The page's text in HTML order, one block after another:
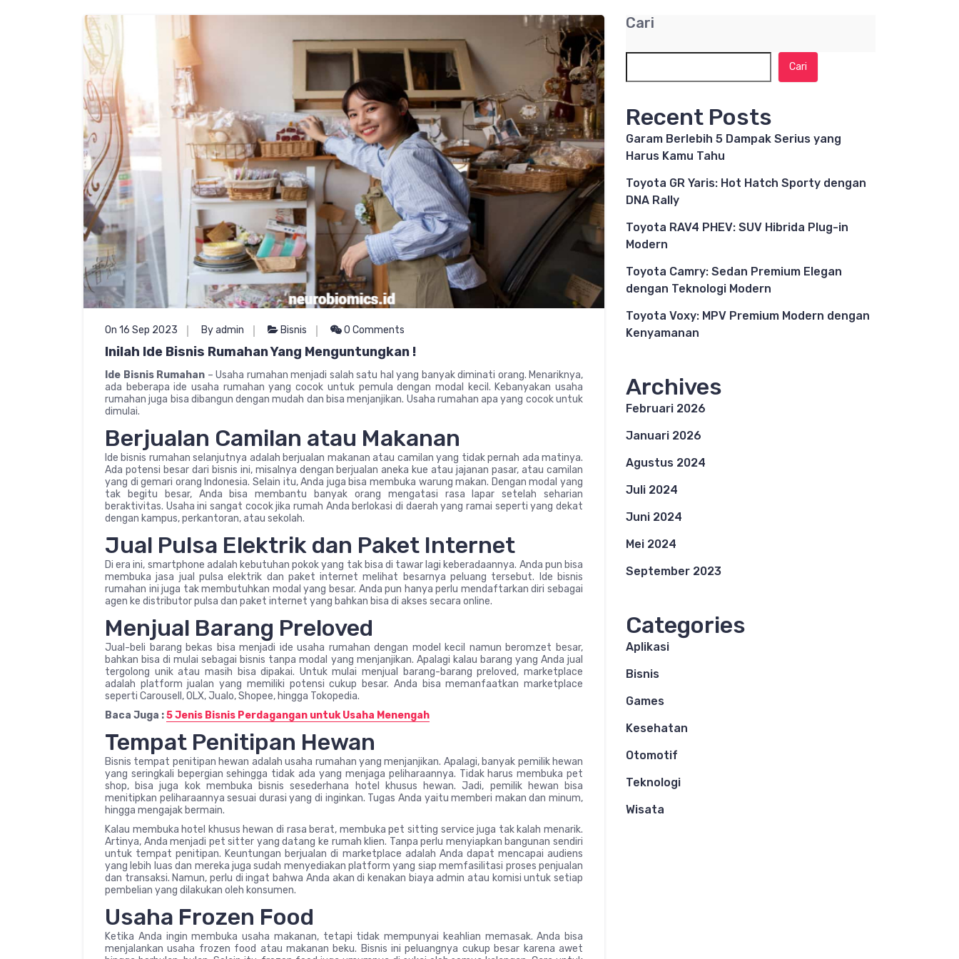
On 16 Sep 2023 By admin Bisnis 0 Comments
Inilah Ide Bisnis Rumahan Yang Menguntungkan !
Ide Bisnis Rumahan – Usaha rumahan menjadi salah satu hal yang banyak diminati orang. Menariknya,
ada beberapa ide usaha rumahan yang cocok untuk pemula dengan modal kecil. Kebanyakan usaha
rumahan juga bisa dibangun dengan mudah dan bisa menjanjikan. Usaha rumahan apa yang cocok untuk
dimulai.
Berjualan Camilan atau Makanan
Ide bisnis rumahan selanjutnya adalah berjualan makanan atau camilan yang tidak pernah ada matinya.
Ada potensi besar dari bisnis ini, misalnya dengan berjualan aneka kue atau jajanan pasar, atau camilan
yang di gemari orang Indonesia. Selain itu, Anda juga bisa membuka warung makan. Dengan modal yang
tak begitu besar, Anda bisa membantu banyak orang mengatasi rasa lapar setelah seharian
beraktivitas. Usaha ini sangat cocok jika rumah Anda berlokasi di daerah yang ramai seperti yang dekat
dengan kampus, perkantoran, atau sekolah.
Jual Pulsa Elektrik dan Paket Internet
Di era ini, smartphone adalah kebutuhan pokok yang tak bisa di tawar lagi keberadaannya. Anda pun bisa
membuka jasa jual pulsa elektrik dan paket internet melihat besarnya peluang tersebut. Ide bisnis
rumahan ini juga tak membutuhkan modal yang besar. Anda pun hanya perlu mendaftarkan diri sebagai
agen ke distributor pulsa dan paket internet yang bahkan bisa di akses secara online.
Menjual Barang Preloved
Jual-beli barang bekas bisa menjadi ide usaha rumahan dengan model kecil namun beromzet besar,
bahkan bisa di mulai sebagai bisnis tanpa modal yang menjanjikan. Apalagi kalau barang yang Anda jual
tergolong unik atau masih bisa dipakai. Untuk mulai menjual barang-barang preloved, marketplace
adalah platform jualan yang memiliki potensi cukup besar. Anda bisa memanfaatkan marketplace
seperti Carousell, OLX, Jualo, Shopee, hingga Tokopedia.
Baca Juga :5 Jenis Bisnis Perdagangan untuk Usaha Menengah
Tempat Penitipan Hewan
Bisnis tempat penitipan hewan adalah usaha rumahan yang menjanjikan. Apalagi, banyak pemilik hewan
yang seringkali bepergian sehingga tidak ada yang menjaga peliharaannya. Tidak harus membuka pet
shop, bisa juga kok membuka bisnis sesederhana hotel khusus hewan. Jadi, pemilik hewan bisa
menitipkan peliharaannya sesuai durasi yang di inginkan. Tugas Anda yaitu memberi makan dan minum,
hingga mengajak bermain.
Kalau membuka hotel khusus hewan di rasa berat, membuka pet sitting service juga tak kalah menarik.
Artinya, Anda menjadi pet sitter yang datang ke rumah klien. Tanpa perlu menyiapkan bangunan sendiri
untuk tempat penitipan. Keuntungan berjualan di marketplace adalah Anda dapat mencapai audiens
yang lebih luas dan mereka juga sudah menyediakan platform yang siap memfasilitasi proses penjualan
dan transaksi. Namun, perlu di ingat bahwa Anda akan di kenakan biaya admin atau komisi untuk setiap
pembelian yang dilakukan oleh konsumen.
Usaha Frozen Food
Ketika Anda ingin membuka usaha makanan, tetapi tidak mempunyai keahlian memasak. Anda bisa
menjalankan usaha frozen food atau makanan beku. Bisnis ini peluangnya cukup besar karena awet
Cari
Cari
Recent Posts
Garam Berlebih 5 Dampak Serius yang
Harus Kamu Tahu
Toyota GR Yaris: Hot Hatch Sporty dengan
DNA Rally
Toyota RAV4 PHEV: SUV Hibrida Plug-in
Modern
Toyota Camry: Sedan Premium Elegan
dengan Teknologi Modern
Toyota Voxy: MPV Premium Modern dengan
Kenyamanan
Archives
Februari 2026
Januari 2026
Agustus 2024
Juli 2024
Juni 2024
Mei 2024
September 2023
Categories
Aplikasi
Bisnis
Games
Kesehatan
Otomotif
Teknologi
Wisata